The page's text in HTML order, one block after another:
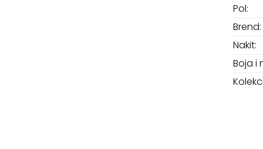
Pol:
Brend:
Nakit:
Boja i